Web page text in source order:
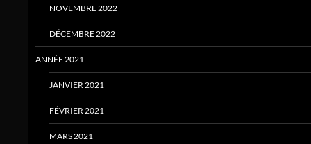
NOVEMBRE 2022
DÉCEMBRE 2022
ANNÉE 2021
JANVIER 2021
FÉVRIER 2021
MARS 2021